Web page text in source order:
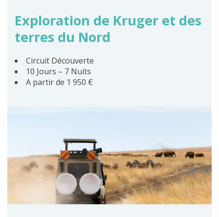
Exploration de Kruger et des
terres du Nord
Circuit Découverte
10 Jours – 7 Nuits
A partir de 1 950 €